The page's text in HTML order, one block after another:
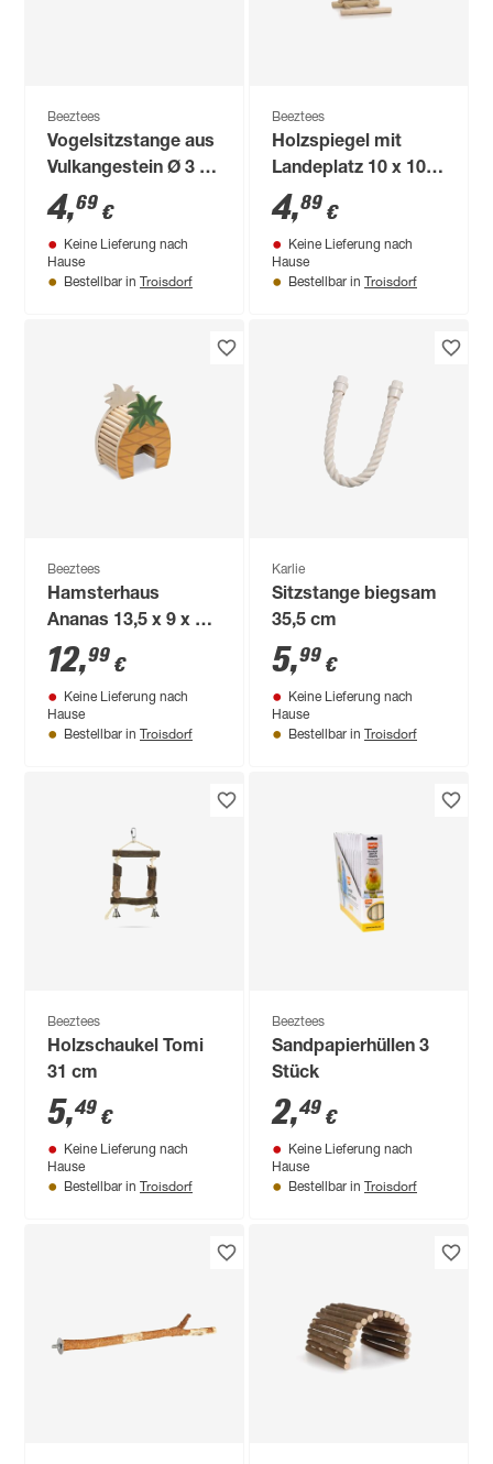
Beeztees
Vogelsitzstange aus
Vulkangestein Ø 3 x
15 cm
4,69 €
Keine Lieferung nach
Hause
Bestellbar in Troisdorf
Beeztees
Holzspiegel mit
Landeplatz 10 x 10
cm
4,89 €
Keine Lieferung nach
Hause
Bestellbar in Troisdorf
Beeztees
Hamsterhaus
Ananas 13,5 x 9 x 18
cm
12,99 €
Keine Lieferung nach
Hause
Bestellbar in Troisdorf
Karlie
Sitzstange biegsam
35,5 cm
5,99 €
Keine Lieferung nach
Hause
Bestellbar in Troisdorf
Beeztees
Holzschaukel Tomi
31 cm
5,49 €
Keine Lieferung nach
Hause
Bestellbar in Troisdorf
Beeztees
Sandpapierhüllen 3
Stück
2,49 €
Keine Lieferung nach
Hause
Bestellbar in Troisdorf